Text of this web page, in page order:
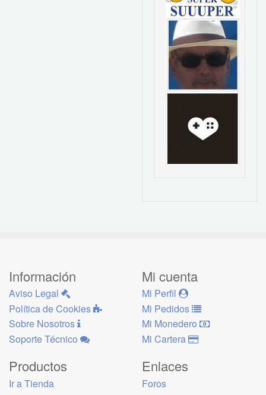
Información
Aviso Legal
Política de Cookies
Sobre Nosotros
Soporte Técnico
Mi cuenta
Mi Perfil
Mi Pedidos
Mi Monedero
Mi Cartera
Productos
Ir a Tienda
Enlaces
Foros